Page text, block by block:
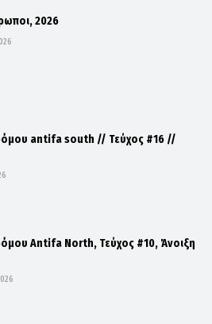
2026
antifa south // Τεύχος #16 //
Antifa North, Τεύχος #10, Άνοιξη